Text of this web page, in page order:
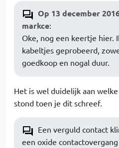
Op 13 december
markce:
Oke, nog een keertje hier.
kabeltjes geprobeerd,
goedkoop en nogal duur.
Het is wel duidelijk aan
stond toen je dit schreef.
Een verguld contact
een oxide